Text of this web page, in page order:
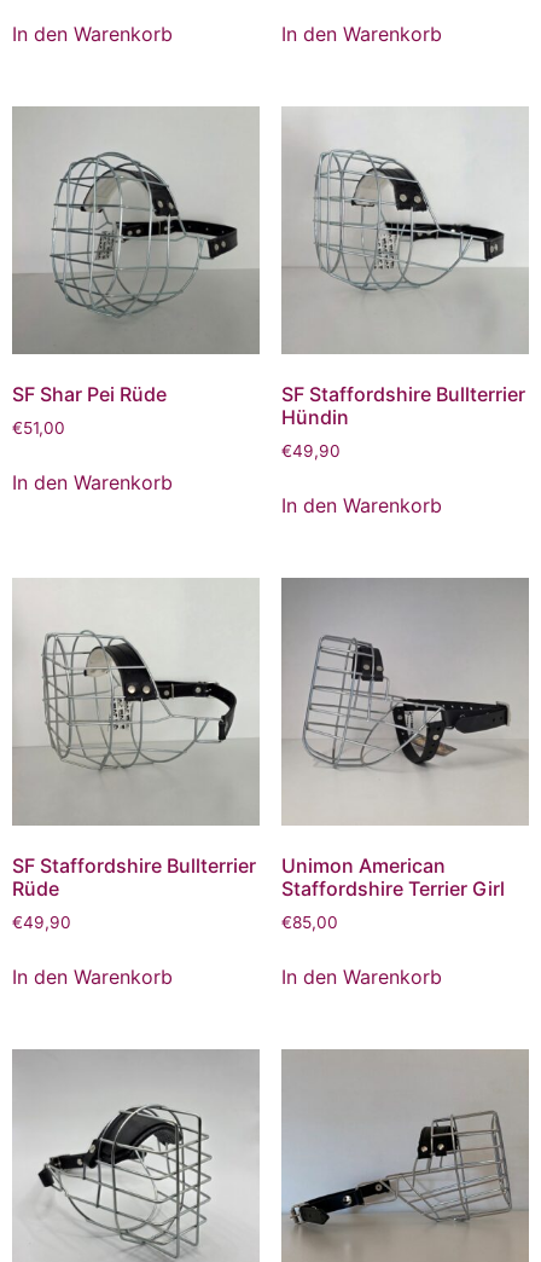
In den Warenkorb In den Warenkorb
SF Shar Pei Rüde
€51,00
In den Warenkorb
SF Staffordshire Bullterrier
Hündin
€49,90
In den Warenkorb
SF Staffordshire Bullterrier
Rüde
€49,90
In den Warenkorb
Unimon American
Staffordshire Terrier Girl
€85,00
In den Warenkorb